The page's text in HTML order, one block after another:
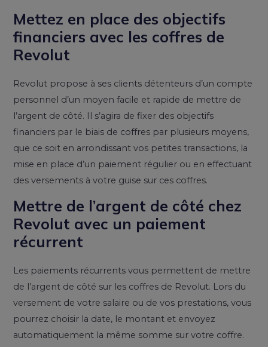
Mettez en place des objectifs
financiers avec les coffres de
Revolut
Revolut propose à ses clients détenteurs d’un compte
personnel d’un moyen facile et rapide de mettre de
l’argent de côté. Il s’agira de fixer des objectifs
financiers par le biais de coffres par plusieurs moyens,
que ce soit en arrondissant vos petites transactions, la
mise en place d’un paiement régulier ou en effectuant
des versements à votre guise sur ces coffres.
Mettre de l’argent de côté chez
Revolut avec un paiement
récurrent
Les paiements récurrents vous permettent de mettre
de l’argent de côté sur les coffres de Revolut. Lors du
versement de votre salaire ou de vos prestations, vous
pourrez choisir la date, le montant et envoyez
automatiquement la même somme sur votre coffre.